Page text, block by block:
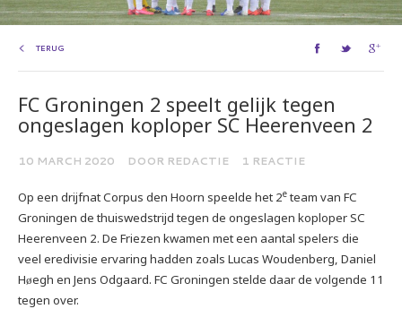
TERUG
FC Groningen 2 speelt gelijk tegen
ongeslagen koploper SC Heerenveen 2
10 MARCH 2020 DOOR REDACTIE 1 REACTIE
Op een drijfnat Corpus den Hoorn speelde het 2e team van FC
Groningen de thuiswedstrijd tegen de ongeslagen koploper SC
Heerenveen 2. De Friezen kwamen met een aantal spelers die
veel eredivisie ervaring hadden zoals Lucas Woudenberg, Daniel
Høegh en Jens Odgaard. FC Groningen stelde daar de volgende 11
tegen over.